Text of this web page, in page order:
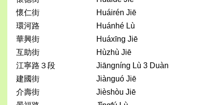
懷仁街
Huáirén Jiē
環河路
Huánhé Lù
華興街
Huáxīng Jiē
互助街
Hùzhù Jiē
江寧路３段
Jiāngníng Lù 3 Duàn
建國街
Jiànguó Jiē
介壽街
Jièshòu Jiē